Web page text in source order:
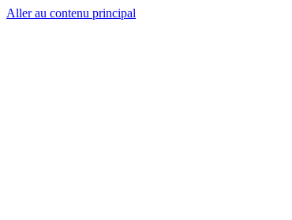
Aller au contenu principal